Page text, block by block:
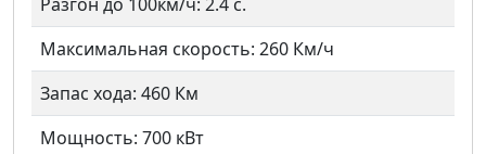
Максимальная скорость: 260 Км/ч
Запас хода: 460 Км
Мощность: 700 кВт